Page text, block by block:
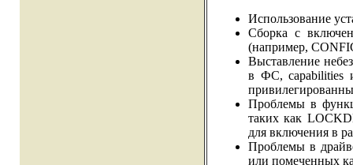
Использование
Сборка с
(например,
Выставление
в ФС, capabilities
Проблемы в
таких как
для включения в
Проблемы в
или помеченных